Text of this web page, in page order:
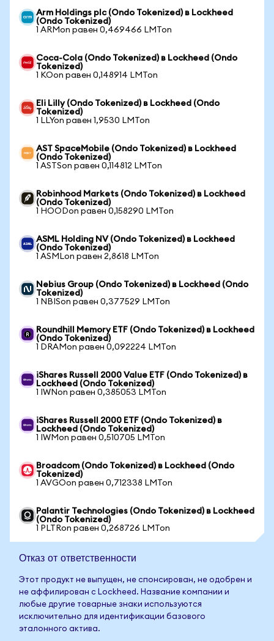
Arm Holdings plc (Ondo Tokenized) в Lockheed
(Ondo Tokenized)
1 ARMon равен 0,469466 LMTon
Coca-Cola (Ondo Tokenized) в Lockheed (Ondo
Tokenized)
1 KOon равен 0,148914 LMTon
Eli Lilly (Ondo Tokenized) в Lockheed (Ondo
Tokenized)
1 LLYon равен 1,9530 LMTon
AST SpaceMobile (Ondo Tokenized) в Lockheed
(Ondo Tokenized)
1 ASTSon равен 0,114812 LMTon
Robinhood Markets (Ondo Tokenized) в Lockheed
(Ondo Tokenized)
1 HOODon равен 0,158290 LMTon
ASML Holding NV (Ondo Tokenized) в Lockheed
(Ondo Tokenized)
1 ASMLon равен 2,8618 LMTon
Nebius Group (Ondo Tokenized) в Lockheed (Ondo
Tokenized)
1 NBISon равен 0,377529 LMTon
Roundhill Memory ETF (Ondo Tokenized) в Lockheed
(Ondo Tokenized)
1 DRAMon равен 0,092224 LMTon
iShares Russell 2000 Value ETF (Ondo Tokenized) в
Lockheed (Ondo Tokenized)
1 IWNon равен 0,385053 LMTon
iShares Russell 2000 ETF (Ondo Tokenized) в
Lockheed (Ondo Tokenized)
1 IWMon равен 0,510705 LMTon
Broadcom (Ondo Tokenized) в Lockheed (Ondo
Tokenized)
1 AVGOon равен 0,712338 LMTon
Palantir Technologies (Ondo Tokenized) в Lockheed
(Ondo Tokenized)
1 PLTRon равен 0,268726 LMTon
Отказ от ответственности
Этот продукт не выпущен, не спонсирован, не одобрен и
не аффилирован с Lockheed. Название компании и
любые другие товарные знаки используются
исключительно для идентификации базового
эталонного актива.